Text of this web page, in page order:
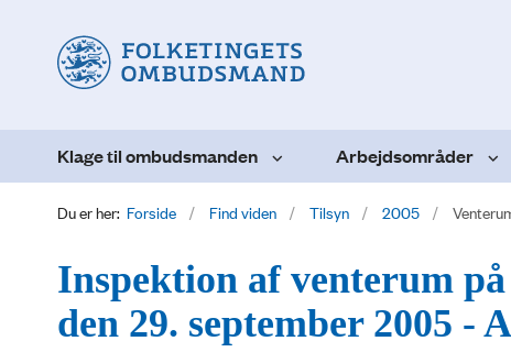
Klage til ombudsmanden Arbejdsområder
Du er her: Forside Find viden Tilsyn 2005
Inspektion af venterum
den 29. september 2005 -